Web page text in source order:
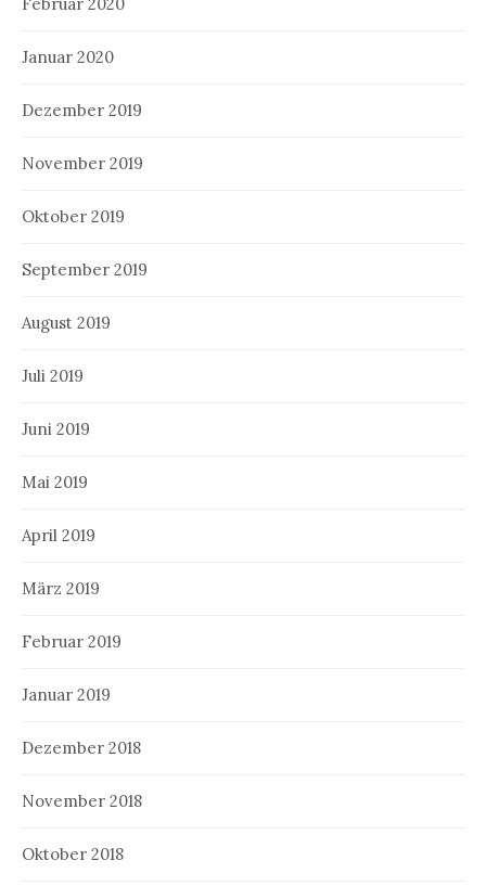
Januar 2020
Dezember 2019
November 2019
Oktober 2019
September 2019
August 2019
Juli 2019
Juni 2019
Mai 2019
April 2019
März 2019
Februar 2019
Januar 2019
Dezember 2018
November 2018
Oktober 2018